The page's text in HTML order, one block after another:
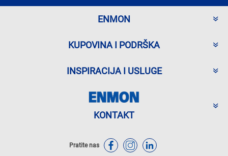
ENMON
KUPOVINA I PODRŠKA
INSPIRACIJA I USLUGE
KONTAKT
Pratite nas